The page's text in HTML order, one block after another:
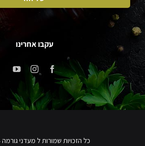
עקבו אחרינו
כל הזכויות שמורות ל מעדני גורמה 2026 ©